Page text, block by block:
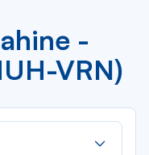
-
VRN)